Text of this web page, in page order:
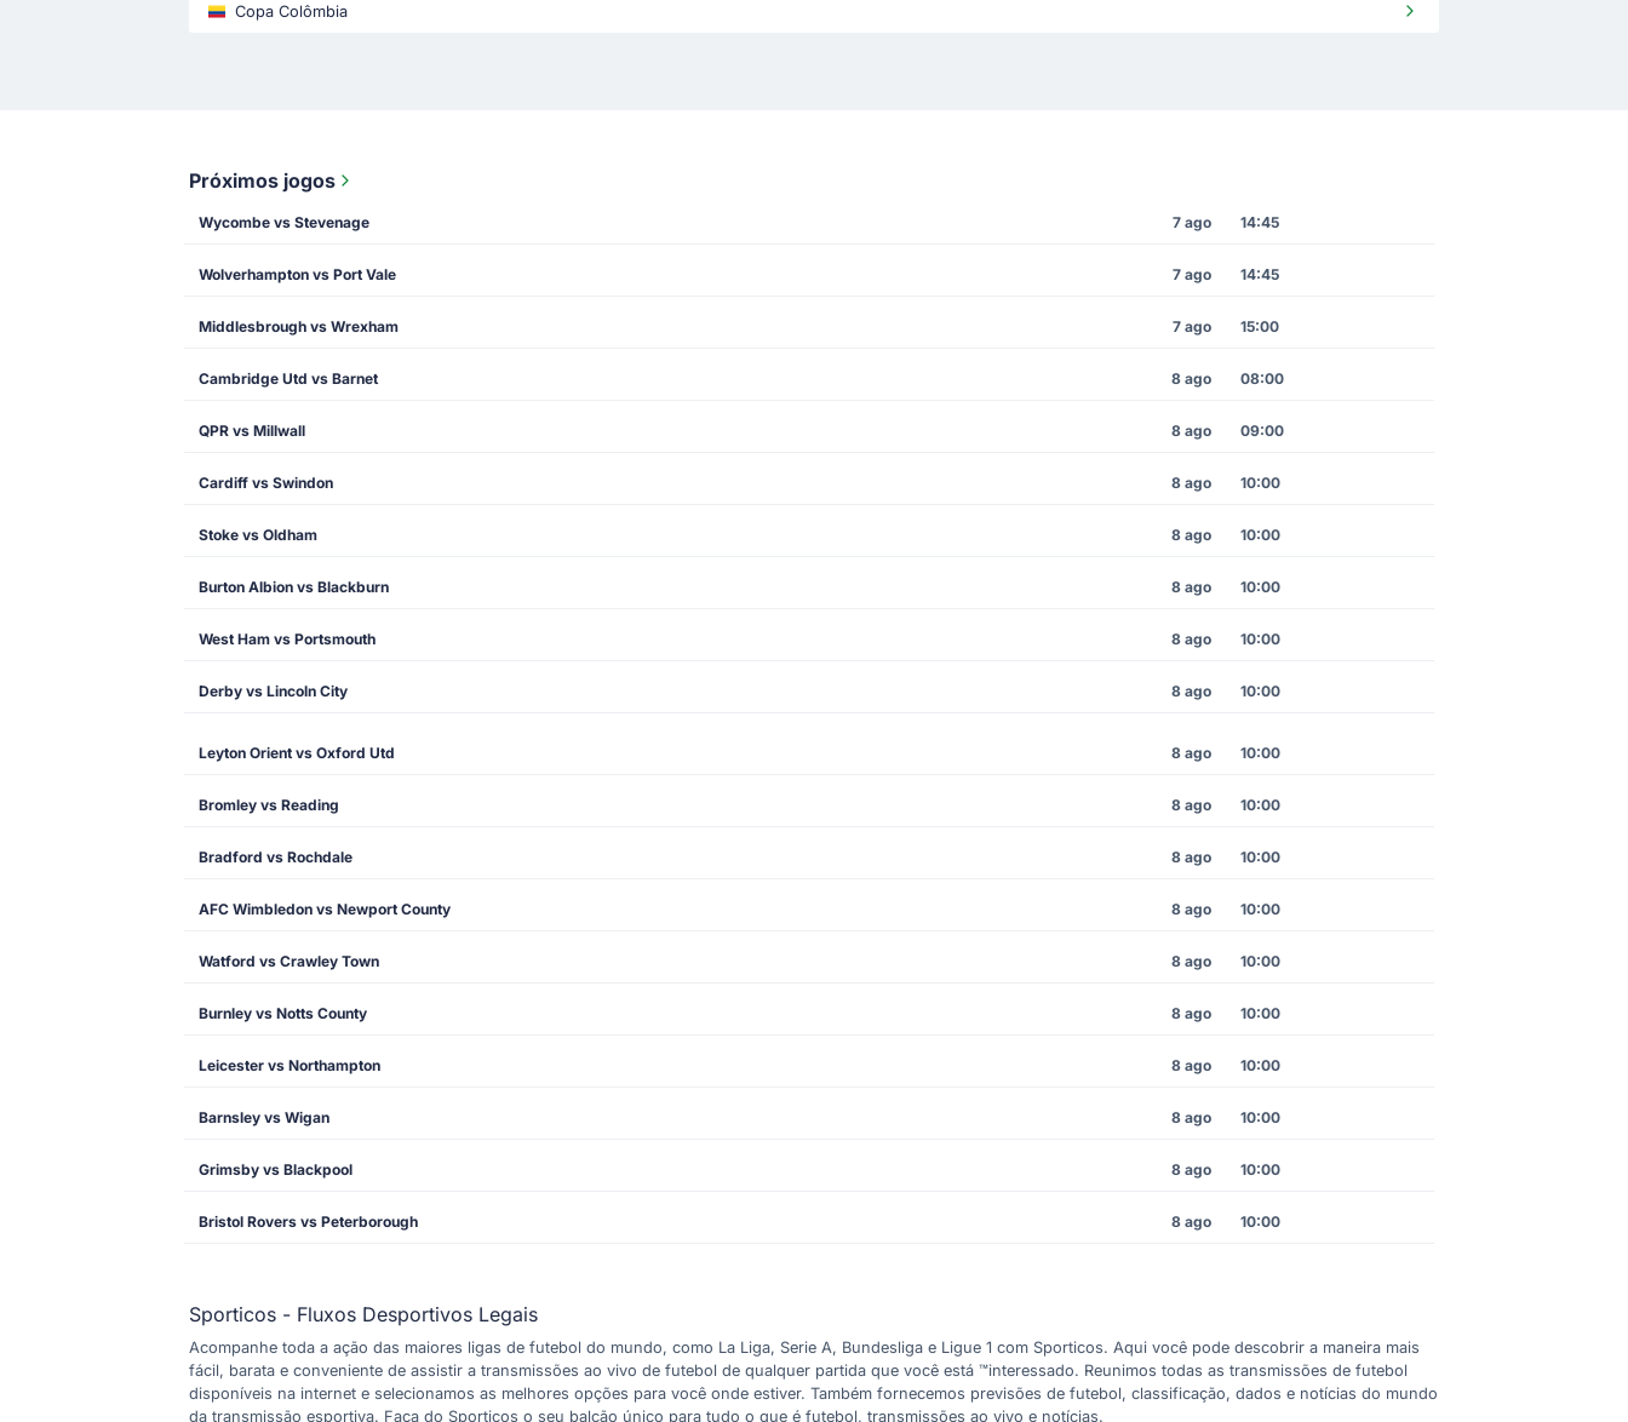
Copa Colômbia
Próximos jogos
Wycombe vs Stevenage 7 ago 14:45
Wolverhampton vs Port Vale 7 ago 14:45
Middlesbrough vs Wrexham 7 ago 15:00
Cambridge Utd vs Barnet 8 ago 08:00
QPR vs Millwall 8 ago 09:00
Cardiff vs Swindon 8 ago 10:00
Stoke vs Oldham 8 ago 10:00
Burton Albion vs Blackburn 8 ago 10:00
West Ham vs Portsmouth 8 ago 10:00
Derby vs Lincoln City 8 ago 10:00
Leyton Orient vs Oxford Utd 8 ago 10:00
Bromley vs Reading 8 ago 10:00
Bradford vs Rochdale 8 ago 10:00
AFC Wimbledon vs Newport County 8 ago 10:00
Watford vs Crawley Town 8 ago 10:00
Burnley vs Notts County 8 ago 10:00
Leicester vs Northampton 8 ago 10:00
Barnsley vs Wigan 8 ago 10:00
Grimsby vs Blackpool 8 ago 10:00
Bristol Rovers vs Peterborough 8 ago 10:00
Sporticos - Fluxos Desportivos Legais
Acompanhe toda a ação das maiores ligas de futebol do mundo, como La Liga, Serie A, Bundesliga e Ligue 1 com Sporticos. Aqui você pode descobrir a maneira mais
fácil, barata e conveniente de assistir a transmissões ao vivo de futebol de qualquer partida que você está ™interessado. Reunimos todas as transmissões de futebol
disponíveis na internet e selecionamos as melhores opções para você onde estiver. Também fornecemos previsões de futebol, classificação, dados e notícias do mundo
da transmissão esportiva. Faça do Sporticos o seu balcão único para tudo o que é futebol, transmissões ao vivo e notícias.